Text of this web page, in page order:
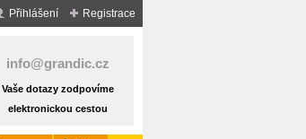
Registrace
Přihlášení
info@grandic.cz
Vaše dotazy zodpovíme
elektronickou cestou